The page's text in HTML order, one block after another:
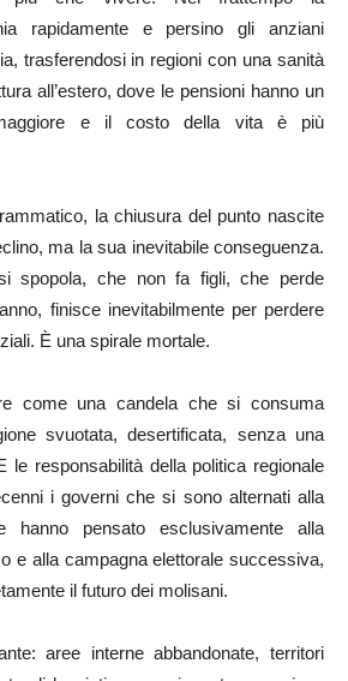
rapidamente e persino gli anziani
trasferendosi in regioni con una sanità
all’estero, dove le pensioni hanno un
maggiore e il costo della vita è più
la chiusura del punto nascite
ma la sua inevitabile conseguenza.
spopola, che non fa figli, che perde
finisce inevitabilmente per perdere
È una spirale mortale.
come una candela che si consuma
svuotata, desertificata, senza una
le responsabilità della politica regionale
i governi che si sono alternati alla
hanno pensato esclusivamente alla
e alla campagna elettorale successiva,
il futuro dei molisani.
aree interne abbandonate, territori